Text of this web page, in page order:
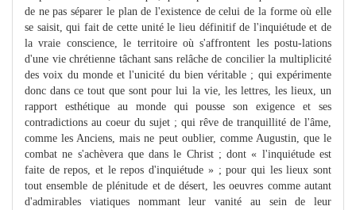
de ne pas séparer le plan de l'existence de celui de la forme où elle
se saisit, qui fait de cette unité le lieu définitif de l'inquiétude et de
la vraie conscience, le territoire où s'affrontent les postu-lations
d'une vie chrétienne tâchant sans relâche de concilier la multiplicité
des voix du monde et l'unicité du bien véritable ; qui expérimente
donc dans ce tout que sont pour lui la vie, les lettres, les lieux, un
rapport esthétique au monde qui pousse son exigence et ses
contradictions au coeur du sujet ; qui rêve de tranquillité de l'âme,
comme les Anciens, mais ne peut oublier, comme Augustin, que le
combat ne s'achèvera que dans le Christ ; dont « l'inquiétude est
faite de repos, et le repos d'inquiétude » ; pour qui les lieux sont
tout ensemble de plénitude et de désert, les oeuvres comme autant
d'admirables viatiques nommant leur vanité au sein de leur